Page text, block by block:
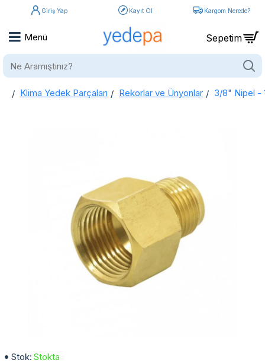
Giriş Yap Kayıt Ol Kargom Nerede?
Ne
home
Klima Yedek Parçaları Rekorlar ve Ünyonlar 3/8" Nipel -
Stok: Stokta